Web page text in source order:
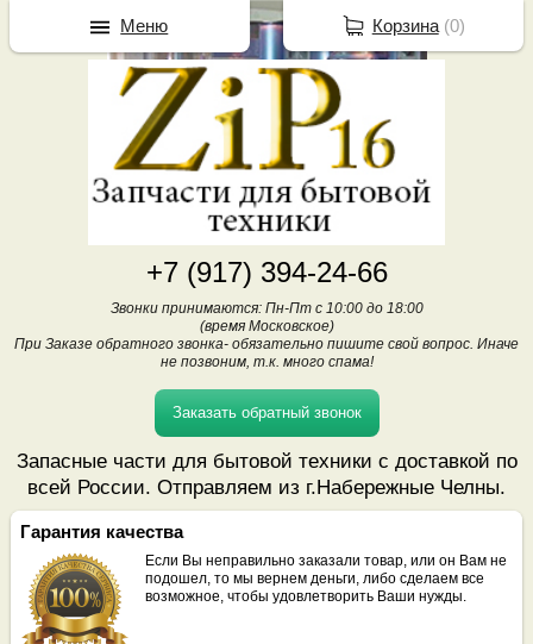
+7 (917) 394-24-66
Звонки принимаются: Пн-Пт с 10:00 до 18:00
(время Московское)
При Заказе обратного звонка- обязательно пишите свой вопрос. Иначе
не позвоним, т.к. много спама!
Заказать обратный звонок
Запасные части для бытовой техники с доставкой по
всей России. Отправляем из г.Набережные Челны.
Гарантия качества
Если Вы неправильно заказали товар, или он Вам не
подошел, то мы вернем деньги, либо сделаем все
возможное, чтобы удовлетворить Ваши нужды.
Корзина(0)
Меню